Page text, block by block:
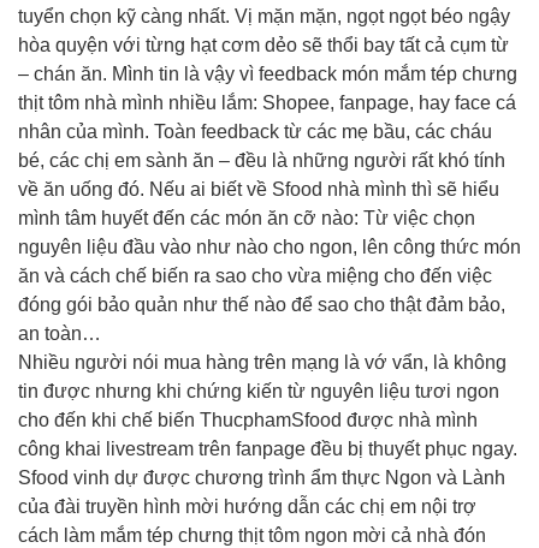
tuyển chọn kỹ càng nhất. Vị mặn mặn, ngọt ngọt béo ngậy
hòa quyện với từng hạt cơm dẻo sẽ thổi bay tất cả cụm từ
– chán ăn. Mình tin là vậy vì feedback món mắm tép chưng
thịt tôm nhà mình nhiều lắm: Shopee, fanpage, hay face cá
nhân của mình. Toàn feedback từ các mẹ bầu, các cháu
bé, các chị em sành ăn – đều là những người rất khó tính
về ăn uống đó. Nếu ai biết về Sfood nhà mình thì sẽ hiểu
mình tâm huyết đến các món ăn cỡ nào: Từ việc chọn
nguyên liệu đầu vào như nào cho ngon, lên công thức món
ăn và cách chế biến ra sao cho vừa miệng cho đến việc
đóng gói bảo quản như thế nào để sao cho thật đảm bảo,
an toàn…
Nhiều người nói mua hàng trên mạng là vớ vẩn, là không
tin được nhưng khi chứng kiến từ nguyên liệu tươi ngon
cho đến khi chế biến ThucphamSfood được nhà mình
công khai livestream trên fanpage đều bị thuyết phục ngay.
Sfood vinh dự được chương trình ẩm thực Ngon và Lành
của đài truyền hình mời hướng dẫn các chị em nội trợ
cách làm mắm tép chưng thịt tôm ngon mời cả nhà đón